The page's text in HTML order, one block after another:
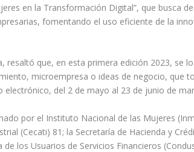
en la Transformación Digital”, que busca
fomentando el uso eficiente de la
resaltó que, en esta primera edición 2023, se
microempresa o ideas de negocio, que
del 2 de mayo al 23 de junio de
por el Instituto Nacional de las Mujeres
(Cecati) 81; la Secretaría de Hacienda y
los Usuarios de Servicios Financieros